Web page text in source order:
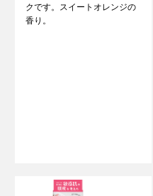
クです。スイートオレンジの
香り。